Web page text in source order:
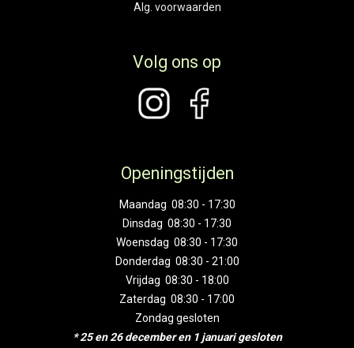
Alg. voorwaarden
Volg ons op
Openingstijden
Maandag 08:30 - 17:30
Dinsdag 08:30 - 17:30
Woensdag 08:30 - 17:30
Donderdag 08:30 - 21:00
Vrijdag 08:30 - 18:00
Zaterdag 08:30 - 17:00
Zondag gesloten
* 25 en 26 december en 1 januari gesloten